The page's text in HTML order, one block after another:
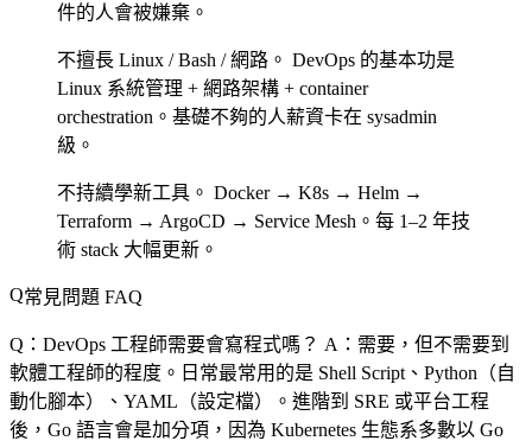
件的人會被嫌棄。
不擅長 Linux / Bash / 網路。 DevOps 的基本功是
Linux 系統管理 + 網路架構 + container
orchestration。基礎不夠的人薪資卡在 sysadmin
級。
不持續學新工具。 Docker → K8s → Helm →
Terraform → ArgoCD → Service Mesh。每 1–2 年技
術 stack 大幅更新。
常見問題 FAQ
Q：DevOps 工程師需要會寫程式嗎？ A：需要，但不需要到
軟體工程師的程度。日常最常用的是 Shell Script、Python（自
動化腳本）、YAML（設定檔）。進階到 SRE 或平台工程
後，Go 語言會是加分項，因為 Kubernetes 生態系多數以 Go